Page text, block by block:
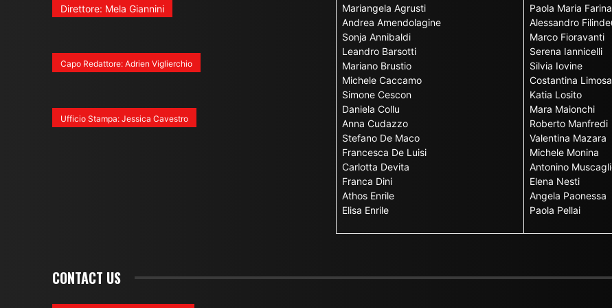
Direttore: Mela Giannini
Capo Redattore: Adrien Viglierchio
Ufficio Stampa: Jessica Cavestro
Mariangela Agrusti
Andrea Amendolagine
Sonja Annibaldi
Leandro Barsotti
Mariano Brustio
Michele Caccamo
Simone Cescon
Daniela Collu
Anna Cudazzo
Stefano De Maco
Francesca De Luisi
Carlotta Devita
Franca Dini
Athos Enrile
Elisa Enrile
Paola Maria Farina
Alessandro
Marco Fioravanti
Serena Iannicelli
Silvia Iovine
Costantina
Katia Losito
Mara Maionchi
Roberto Manfredi
Valentina Mazara
Michele Monina
Antonino
Elena Nesti
Angela Paonessa
Paola Pellai
CONTACT US